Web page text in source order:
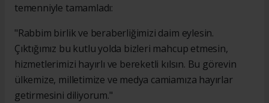
temenniyle tamamladı:
"Rabbim birlik ve beraberliğimizi daim eylesin.
Çıktığımız bu kutlu yolda bizleri mahcup etmesin,
hizmetlerimizi hayırlı ve bereketli kılsın. Bu görevin
ülkemize, milletimize ve medya camiamıza hayırlar
getirmesini diliyorum."